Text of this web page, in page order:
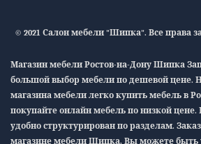
© 2021 Салон мебели "Шипка". Все права
Магазин мебели Ростов-на-Дону Шипка
большой выбор мебели по дешевой цене.
магазина мебели легко купить мебель в
покупайте онлайн мебель по низкой цене.
удобно структурирован по разделам.
магазине мебели Шипка, Вы можете быть